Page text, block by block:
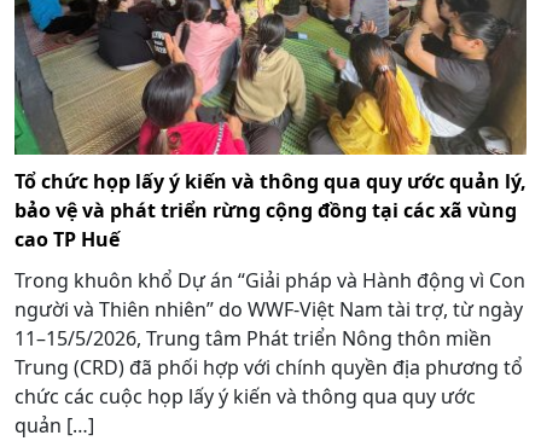
Tổ chức họp lấy ý kiến và thông qua quy ước quản lý,
bảo vệ và phát triển rừng cộng đồng tại các xã vùng
cao TP Huế
Trong khuôn khổ Dự án “Giải pháp và Hành động vì Con
người và Thiên nhiên” do WWF-Việt Nam tài trợ, từ ngày
11–15/5/2026, Trung tâm Phát triển Nông thôn miền
Trung (CRD) đã phối hợp với chính quyền địa phương tổ
chức các cuộc họp lấy ý kiến và thông qua quy ước
quản […]